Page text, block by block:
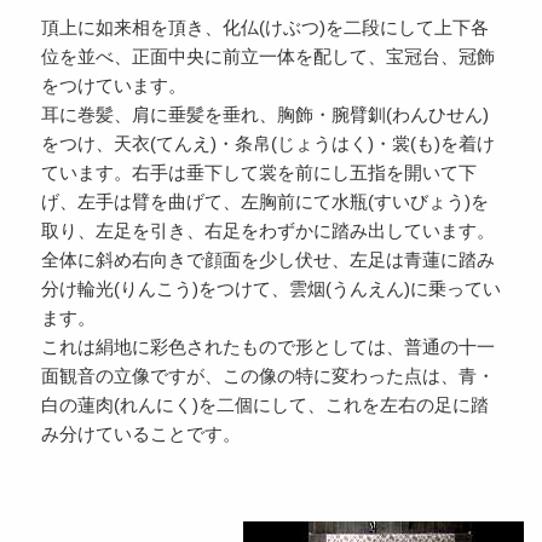
頂上に如来相を頂き、化仏(けぶつ)を二段にして上下各
位を並べ、正面中央に前立一体を配して、宝冠台、冠飾
をつけています。
耳に巻髪、肩に垂髪を垂れ、胸飾・腕臂釧(わんひせん)
をつけ、天衣(てんえ)・条帛(じょうはく)・裳(も)を着け
ています。右手は垂下して裳を前にし五指を開いて下
げ、左手は臂を曲げて、左胸前にて水瓶(すいびょう)を
取り、左足を引き、右足をわずかに踏み出しています。
全体に斜め右向きで顔面を少し伏せ、左足は青蓮に踏み
分け輪光(りんこう)をつけて、雲烟(うんえん)に乗ってい
ます。
これは絹地に彩色されたもので形としては、普通の十一
面観音の立像ですが、この像の特に変わった点は、青・
白の蓮肉(れんにく)を二個にして、これを左右の足に踏
み分けていることです。